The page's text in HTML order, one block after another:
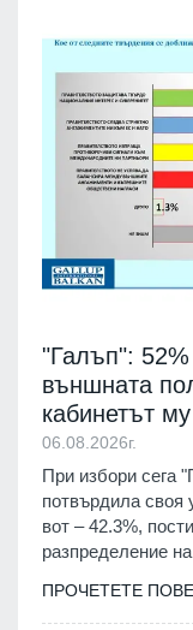
"Галъп":
външната
кабинетът
06.08.2026г.
При избори сега
потвърдила своя
вот – 42.3%,
разпределение
ПРОЧЕТЕТЕ